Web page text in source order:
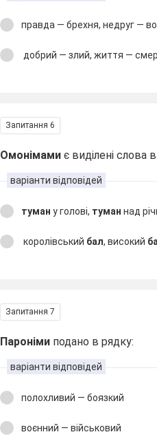
правда — брехня, недруг —
добрий — злий, життя —
Запитання 6
Омонімамиє виділені слова
варіанти відповідей
туман у голові, туманнад
королівський бал, високий
Запитання 7
Пароніми подано в рядку:
варіанти відповідей
полохливий — боязкий
воєнний — військовий